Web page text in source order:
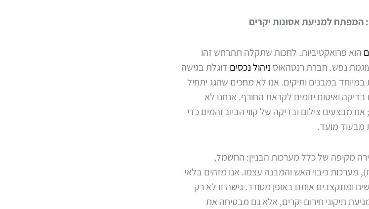
המפתח למניעת אסונות יקרים
הוא פרואקטיביות. לחכות שתקלה תתרחש זהו
נפש. חברת רנטהאוס ניהול נכסים דוגלת בגישה
במבנים ותיקים. אנו לא מחכים שהגג יתחיל
ואיטום יזומים לקראת החורף. אנחנו לא
מבצעים צילום ובדיקה של קווי הביוב והמים כדי
מבעוד מועד.
מקיפה של כלל מערכות הבניין: החשמל,
מערכות כיבוי האש והמבנה עצמו. אנו מזהים בלאי
ומתקצבים אותם באופן מסודר. גישה זו לא רק
תיקוני חירום יקרים, אלא גם מבטיחה את